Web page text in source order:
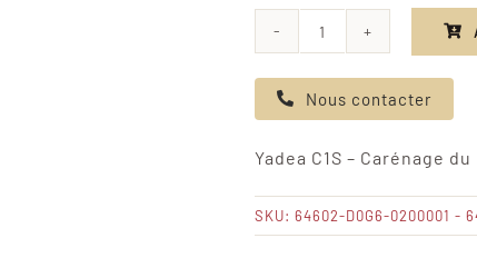
quantité
de
Yadea
-
Carénage
du
Nous contacter
Yadea C1S – Carénage
SKU: 64602-D0G6-0200001 -